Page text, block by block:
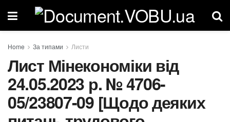
Home За типами Листи
Лист Мінекономіки від
24.05.2023 р. № 4706-
05/23807-09 [Щодо деяких